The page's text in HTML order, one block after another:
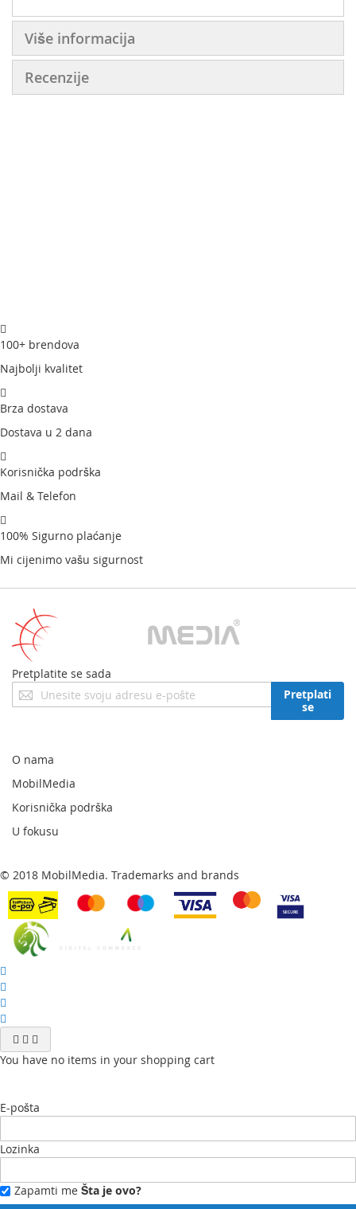
Dizajn bez prosipanja:Napunite rezervoar s gornjim
punjenjem bez potrebe za okretanjem bilo čega.
-Kapacitet rezervoara: 3L
-Max količina pare: 220 ml/h
Više informacija
Recenzije
100+ brendova
Najbolji kvalitet
Brza dostava
Dostava u 2 dana
Korisnička podrška
Mail & Telefon
100% Sigurno plaćanje
Mi cijenimo vašu sigurnost
Pretplatite se sada
Prijavite
se
newsletter:
Pretplati
se
O nama
MobilMedia
Korisnička podrška
U fokusu
© 2018 MobilMedia. Trademarks and brands
You have no items in your shopping cart
E-pošta
Lozinka
Zapamti me Šta je ovo?